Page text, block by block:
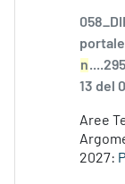
n
13 del
Aree
2027: